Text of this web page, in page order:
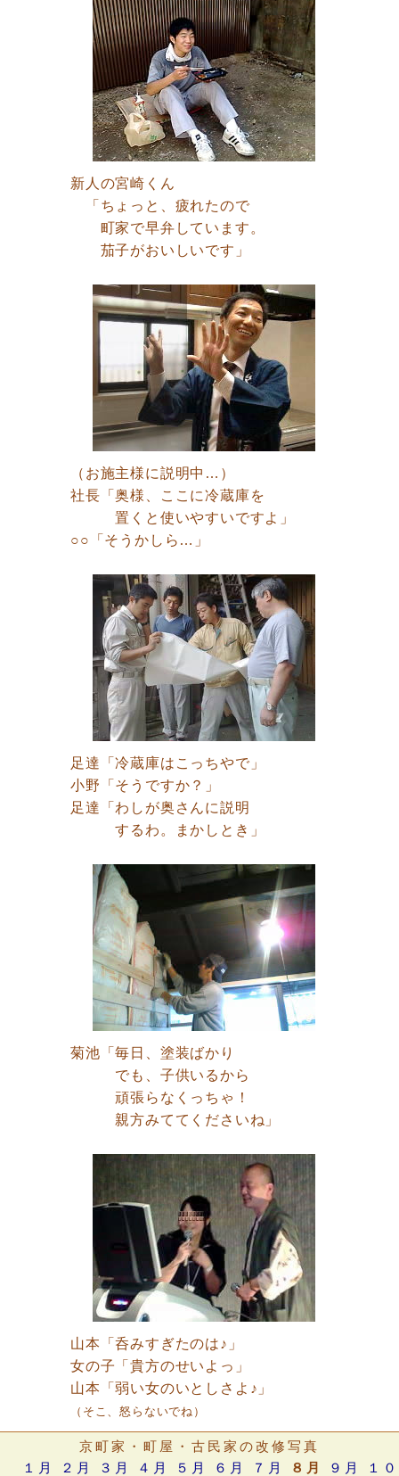
新人の宮崎くん
「ちょっと、疲れたので
町家で早弁しています。
茄子がおいしいです」
（お施主様に説明中…）
社長「奥様、ここに冷蔵庫を
置くと使いやすいですよ」
○○「そうかしら…」
足達「冷蔵庫はこっちやで」
小野「そうですか？」
足達「わしが奥さんに説明
するわ。まかしとき」
菊池「毎日、塗装ばかり
でも、子供いるから
頑張らなくっちゃ！
親方みててくださいね」
山本「呑みすぎたのは♪」
女の子「貴方のせいよっ」
山本「弱い女のいとしさよ♪」
（そこ、怒らないでね）
京町家・町屋・古民家の改修写真
１月
２月 ３月 ４月 ５月 ６月 ７月 ８月 ９月
１０